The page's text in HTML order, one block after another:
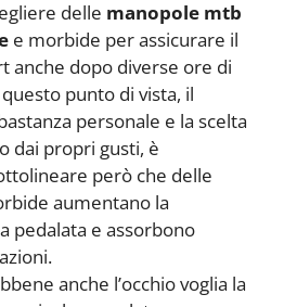
delle manopole mtb
e morbide per assicurare il
anche dopo diverse ore di
punto di vista, il
personale e la scelta
dai propri gusti, è
però che delle
aumentano la
pedalata e assorbono
anche l’occhio voglia la